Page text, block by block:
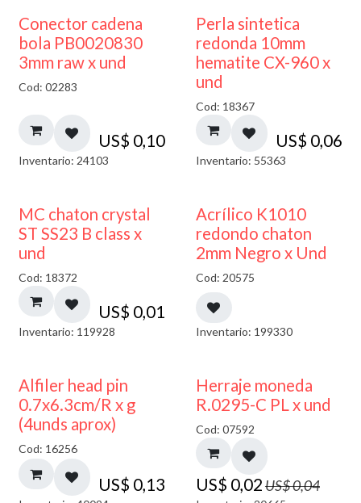
Conector cadena
bola PB0020830
3mm raw x und
Cod: 02283
US$ 0,10
Inventario: 24103
Perla sintetica
redonda 10mm
hematite CX-960 x
und
Cod: 18367
US$ 0,06
Inventario: 55363
MC chaton crystal
ST SS23 B class x
und
Cod: 18372
US$ 0,01
Inventario: 119928
50% DESCUENTO
Acrílico K1010
redondo chaton
2mm Negro x Und
Cod: 20575
Inventario: 199330
Alfiler head pin
0.7x6.3cm/R x g
(4unds aprox)
Cod: 16256
US$ 0,13
50% DESCUENTO
Herraje moneda
R.0295-C PL x und
Cod: 07592
US$ 0,02US$0,04